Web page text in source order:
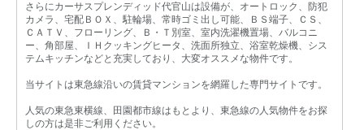
さらにカーサスプレンディッド代官山は設備が、オートロック、防犯
カメラ、宅配ＢＯＸ、駐輪場、常時ゴミ出し可能、ＢＳ端子、ＣＳ、
ＣＡＴＶ、フローリング、Ｂ・Ｔ別室、室内洗濯機置場、バルコニ
ー、角部屋、ＩＨクッキングヒータ、洗面所独立、浴室乾燥機、シス
テムキッチンなどと充実しており、大変オススメな物件です。
当サイトは東急線沿いの賃貸マンションを網羅した専門サイトです。
人気の東急東横線、田園都市線はもとより、東急線の人気物件をお探
しの方は是非ご利用ください。